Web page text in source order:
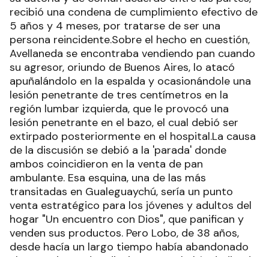
recibió una condena de cumplimiento efectivo de
5 años y 4 meses, por tratarse de ser una
persona reincidente.Sobre el hecho en cuestión,
Avellaneda se encontraba vendiendo pan cuando
su agresor, oriundo de Buenos Aires, lo atacó
apuñalándolo en la espalda y ocasionándole una
lesión penetrante de tres centímetros en la
región lumbar izquierda, que le provocó una
lesión penetrante en el bazo, el cual debió ser
extirpado posteriormente en el hospital.La causa
de la discusión se debió a la 'parada' donde
ambos coincidieron en la venta de pan
ambulante. Esa esquina, una de las más
transitadas en Gualeguaychú, sería un punto
venta estratégico para los jóvenes y adultos del
hogar "Un encuentro con Dios", que panifican y
venden sus productos. Pero Lobo, de 38 años,
desde hacía un largo tiempo había abandonado